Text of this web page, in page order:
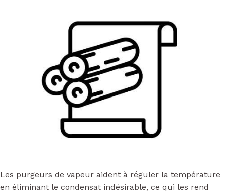
Les purgeurs de vapeur aident à réguler la température
en éliminant le condensat indésirable, ce qui les rend